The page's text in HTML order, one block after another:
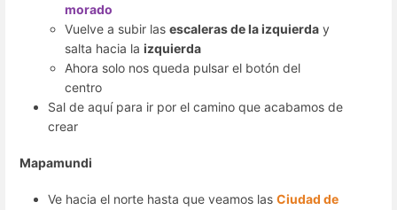
morado
Vuelve a subir lasescaleras de la izquierda y
salta hacia laizquierda
Ahora solo nos queda pulsar el botón del
centro
Sal de aquí para ir por el camino que acabamos de
crear
Mapamundi
Ve hacia el norte hasta que veamos las Ciudad de